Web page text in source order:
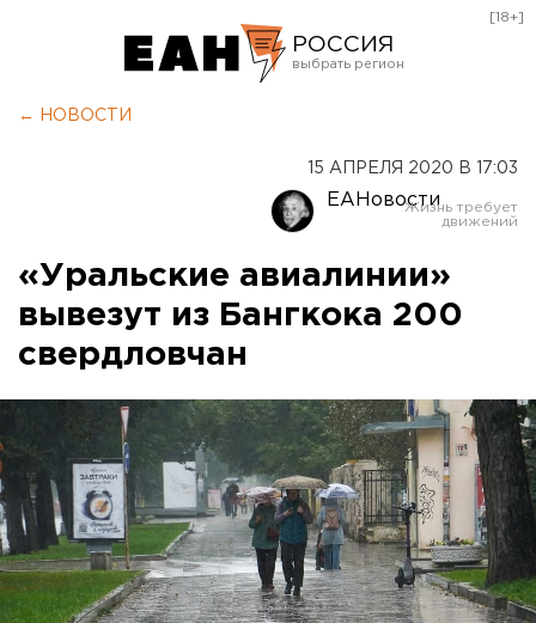
РОССИЯ
Оренбург
[18+]
← НОВОСТИ
15 АПРЕЛЯ 2020 В 17:03
ЕАНовости
«Уральские авиалинии»
вывезут из Бангкока 200
свердловчан